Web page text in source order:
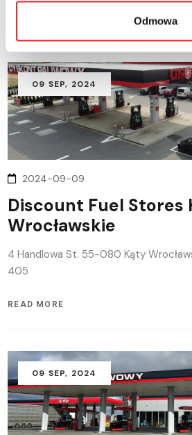
Odmowa
09 SEP, 2024
2024-09-09
Discount Fuel Stores
Wrocławskie
4 Handlowa St. 55-080 Kąty
405
READ MORE
09 SEP, 2024